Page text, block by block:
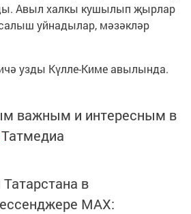
Авыл халкы кушылып җырлар
уйнадылар, мәзәкләр
узды Күлле-Киме авылында.
важным и интересным в
Татмедиа
в
MАХ: